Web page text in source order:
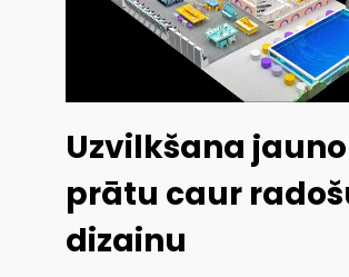
Uzvilkšana jauno
prātu caur
dizainu